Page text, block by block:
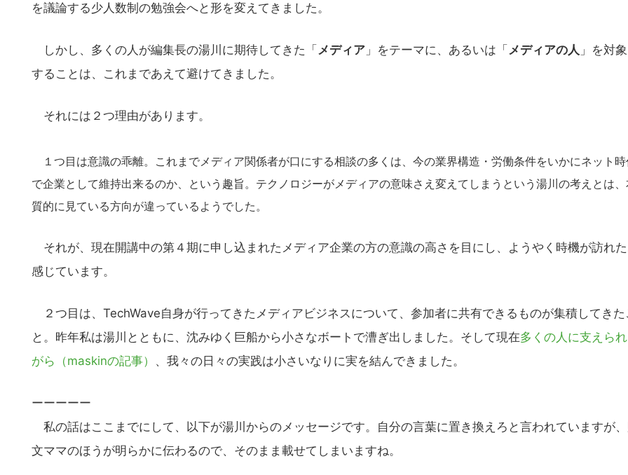
を議論する少人数制の勉強会へと形を変えてきました。
しかし、多くの人が編集長の湯川に期待してきた「 メディア 」をテーマに、あるいは「 メディアの人 」を対
することは、これまであえて避けてきました。
それには２つ理由があります。
１つ目は意識の乖離。これまでメディア関係者が口にする相談の多くは、今の業界構造・労働条件をいかにネット
で企業として維持出来るのか、という趣旨。テクノロジーがメディアの意味さえ変えてしまうという湯川の考えとは、
質的に見ている方向が違っているようでした。
それが、現在開講中の第４期に申し込まれたメディア企業の方の意識の高さを目にし、ようやく時機が訪れた
感じています。
２つ目は、TechWave自身が行ってきたメディアビジネスについて、参加者に共有できるものが集積してきた
と。昨年私は湯川とともに、沈みゆく巨船から小さなボートで漕ぎ出しました。そして現在多くの人に支えら
がら（maskinの記事） 、我々の日々の実践は小さいなりに実を結んできました。
ーーーーー
私の話はここまでにして、以下が湯川からのメッセージです。自分の言葉に置き換えろと言われていますが
文ママのほうが明らかに伝わるので、そのまま載せてしまいますね。